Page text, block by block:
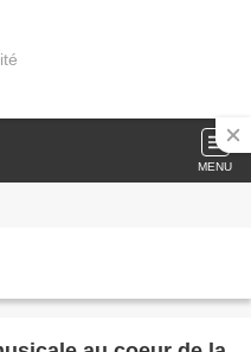
MENU